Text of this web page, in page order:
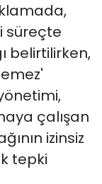
süreçte
belirtilirken,
çalışan
izinsiz
tepki